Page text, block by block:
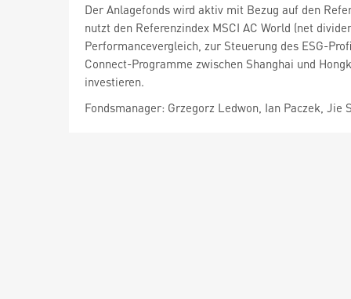
Der Anlagefonds wird aktiv mit Bezug auf den
nutzt den Referenzindex MSCI AC World (net
Performancevergleich, zur Steuerung des ESG-
Connect-Programme zwischen Shanghai und
investieren.
Fondsmanager: Grzegorz Ledwon, Ian Paczek, Jie